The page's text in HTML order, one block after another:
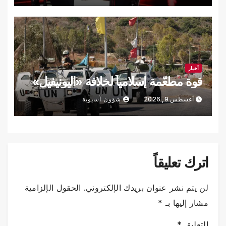
أخبار
قوة مطعّمة إسلامياً لخلافة «اليونيفيل»
أغسطس 9, 2026 شؤون آسيوية
اترك تعليقاً
لن يتم نشر عنوان بريدك الإلكتروني. الحقول الإلزامية
مشار إليها بـ *